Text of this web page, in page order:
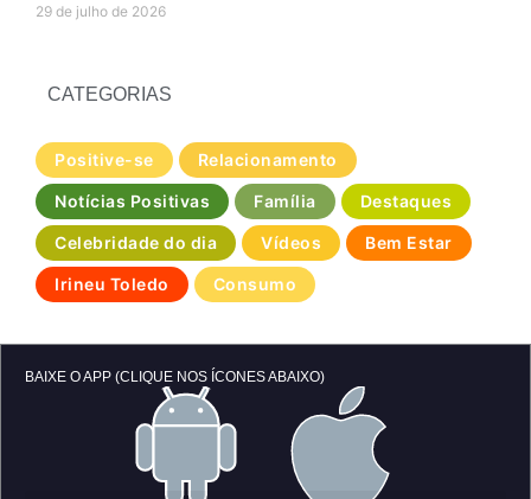
29 de julho de 2026
CATEGORIAS
Positive-se Relacionamento
Notícias Positivas Família Destaques
Celebridade do dia Vídeos Bem Estar
Irineu Toledo Consumo
BAIXE O APP (CLIQUE NOS ÍCONES ABAIXO)